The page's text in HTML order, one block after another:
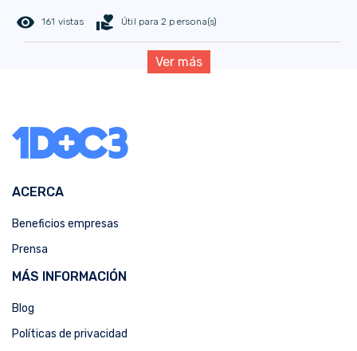
remove_red_eye 161 vistas volunteer_activism Útil para 2 persona(s)
Ver más
ACERCA
Beneficios empresas
Prensa
MÁS INFORMACIÓN
Blog
Políticas de privacidad